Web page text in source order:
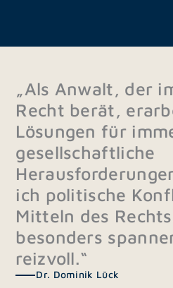
„Als Anwalt, der
Recht berät,
Lösungen für
gesellschaftliche
ich politische
Mitteln des
besonders
reizvoll.“
Dr. Dominik Lück